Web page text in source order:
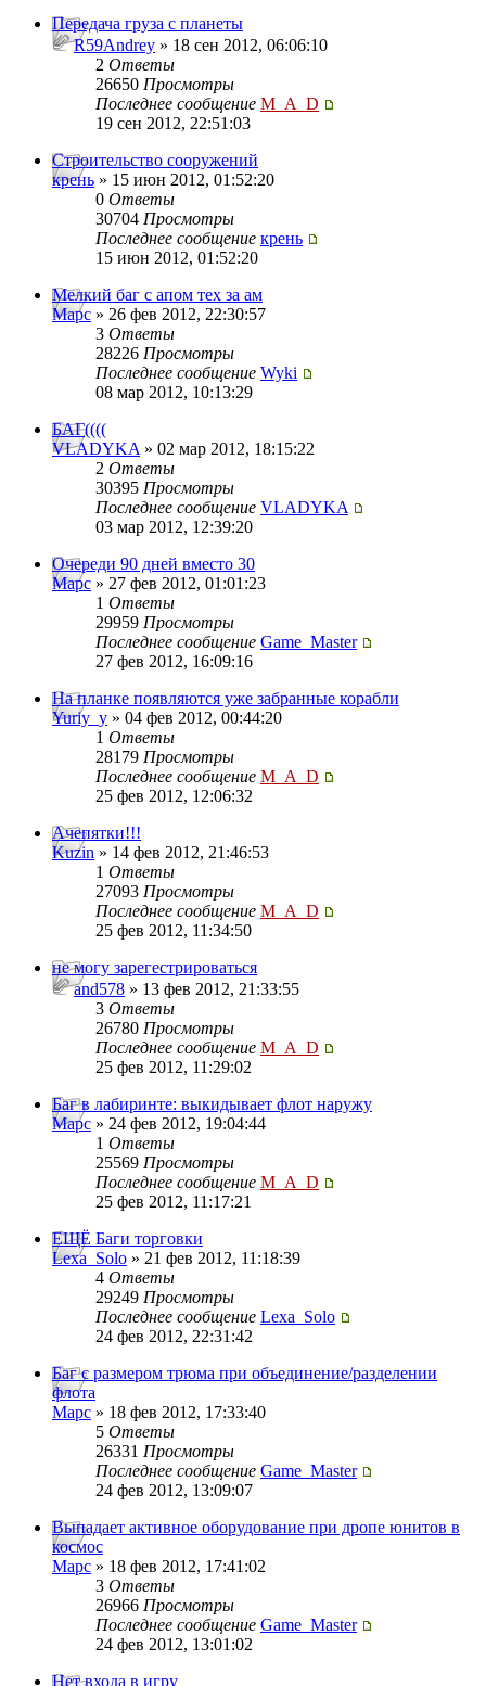
Передача груза с планеты
R59Andrey » 18 сен 2012, 06:06:10
2 Ответы
26650 Просмотры
Последнее сообщение M_A_D
19 сен 2012, 22:51:03
Строительство сооружений
крень » 15 июн 2012, 01:52:20
0 Ответы
30704 Просмотры
Последнее сообщение крень
15 июн 2012, 01:52:20
Мелкий баг с апом тех за ам
Mapc » 26 фев 2012, 22:30:57
3 Ответы
28226 Просмотры
Последнее сообщение Wyki
08 мар 2012, 10:13:29
БАГ((((
VLADYKA » 02 мар 2012, 18:15:22
2 Ответы
30395 Просмотры
Последнее сообщение VLADYKA
03 мар 2012, 12:39:20
Очереди 90 дней вместо 30
Mapc » 27 фев 2012, 01:01:23
1 Ответы
29959 Просмотры
Последнее сообщение Game_Master
27 фев 2012, 16:09:16
На планке появляются уже забранные корабли
Yuriy_y » 04 фев 2012, 00:44:20
1 Ответы
28179 Просмотры
Последнее сообщение M_A_D
25 фев 2012, 12:06:32
Ачепятки!!!
Kuzin » 14 фев 2012, 21:46:53
1 Ответы
27093 Просмотры
Последнее сообщение M_A_D
25 фев 2012, 11:34:50
не могу зарегестрироваться
and578 » 13 фев 2012, 21:33:55
3 Ответы
26780 Просмотры
Последнее сообщение M_A_D
25 фев 2012, 11:29:02
Баг в лабиринте: выкидывает флот наружу
Mapc » 24 фев 2012, 19:04:44
1 Ответы
25569 Просмотры
Последнее сообщение M_A_D
25 фев 2012, 11:17:21
ЕЩЁ Баги торговки
Lexa_Solo » 21 фев 2012, 11:18:39
4 Ответы
29249 Просмотры
Последнее сообщение Lexa_Solo
24 фев 2012, 22:31:42
Баг с размером трюма при объединение/разделении
флота
Mapc » 18 фев 2012, 17:33:40
5 Ответы
26331 Просмотры
Последнее сообщение Game_Master
24 фев 2012, 13:09:07
Выпадает активное оборудование при дропе юнитов в
космос
Mapc » 18 фев 2012, 17:41:02
3 Ответы
26966 Просмотры
Последнее сообщение Game_Master
24 фев 2012, 13:01:02
Нет входа в игру